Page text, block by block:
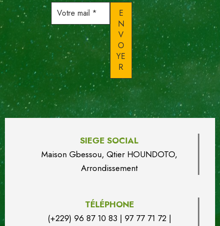
Votre
mail
SIEGE SOCIAL
Maison Gbessou, Qtier HOUNDOTO,
Arrondissement
TÉLÉPHONE
(+229) 96 87 10 83 | 97 77 71 72 |